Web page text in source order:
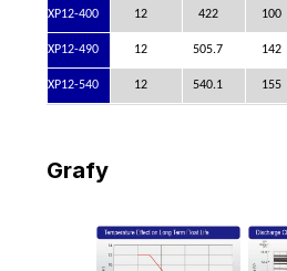
XP12-400 12 422 100
XP12-490 12 505.7 142
XP12-540 12 540.1 155
Grafy